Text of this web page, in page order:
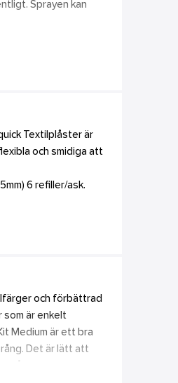
Sprayen kan
initial sköljning.
Textilplåster är
och smidiga att
6 refiller/ask.
och förbättrad
som är enkelt
Medium är ett bra
Det är lätt att
tåligt formpressat